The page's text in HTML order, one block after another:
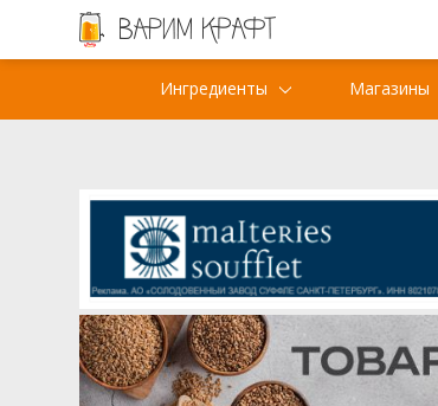
Ингредиенты Магазины